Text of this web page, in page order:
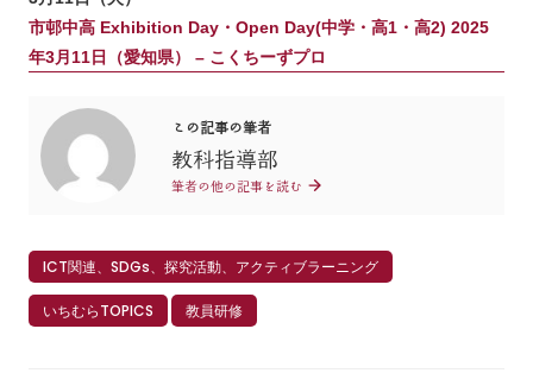
市邨中高 Exhibition Day・Open Day(中学・高1・高2) 2025
年3月11日（愛知県） – こくちーずプロ
この記事の筆者
教科指導部
筆者の他の記事を読む
ICT関連、SDGs、探究活動、アクティブラーニング
いちむらTOPICS 教員研修